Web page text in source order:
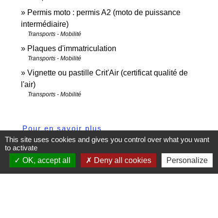
Permis moto : permis A2 (moto de puissance
intermédiaire)
Transports - Mobilité
Plaques d'immatriculation
Transports - Mobilité
Vignette ou pastille Crit'Air (certificat qualité de
l'air)
Transports - Mobilité
Pour en savoir plus
Motocycliste : les équipements obligatoiresopen_in_new
Ministère chargé de l'intérieur
This site uses cookies and gives you control over what you want
to activate
OK, accept all
Deny all cookies Personalize